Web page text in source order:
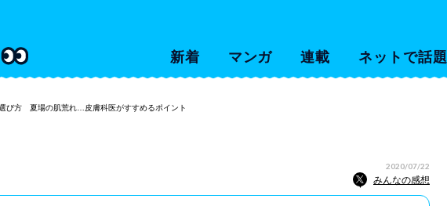
新着 マンガ 連載 ネットで話題
び方 夏場の肌荒れ…皮膚科医がすすめるポイント
2020/07/22
みんなの感想